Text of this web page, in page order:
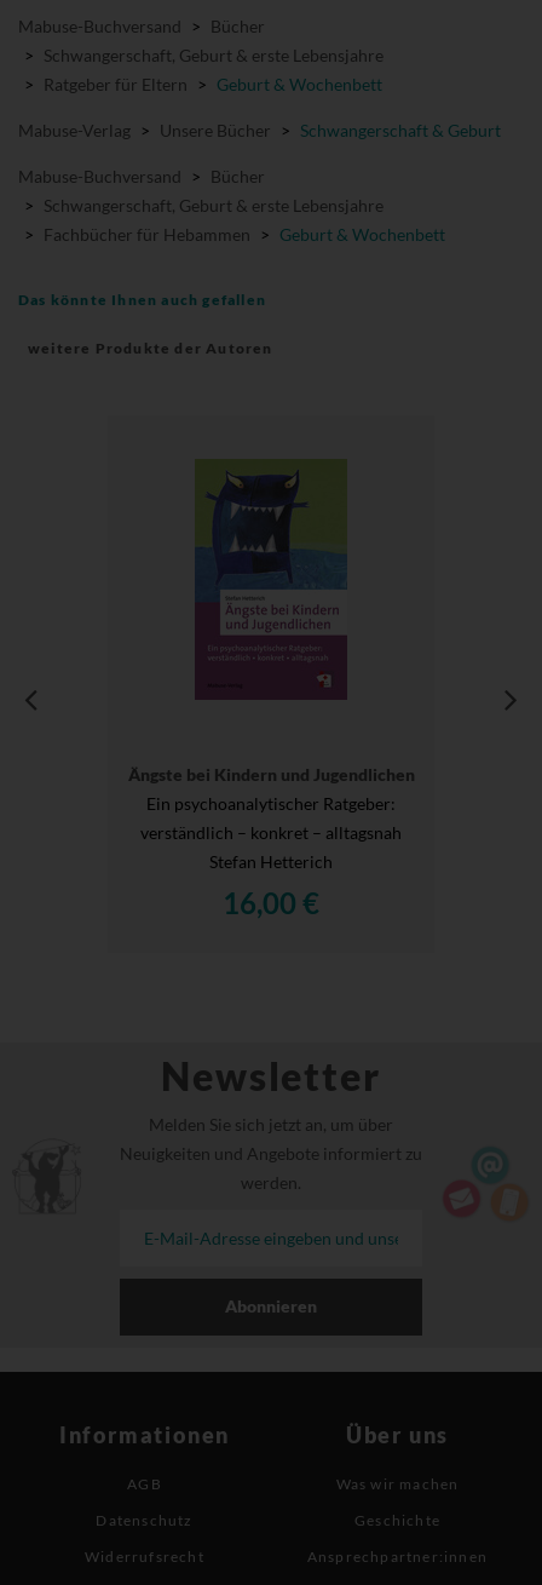
Mabuse-Buchversand > Bücher
> Schwangerschaft, Geburt & erste Lebensjahre
>
Ratgeber für Eltern > Geburt & Wochenbett
Mabuse-Verlag > Unsere Bücher > Schwangerschaft & Geburt
Mabuse-Buchversand > Bücher
> Schwangerschaft, Geburt & erste Lebensjahre
> Fachbücher für Hebammen > Geburt & Wochenbett
Das könnte Ihnen auch gefallen
weitere Produkte der Autoren
Ängste bei Kindern und Jugendlichen
Ein psychoanalytischer Ratgeber:
verständlich – konkret – alltagsnah
Stefan Hetterich
16,00 €
Newsletter
Melden Sie sich jetzt an, um über
Neuigkeiten und Angebote informiert zu
werden.
Abonnieren
Informationen
AGB
Datenschutz
Widerrufsrecht
Über uns
Was wir machen
Geschichte
Ansprechpartner:innen